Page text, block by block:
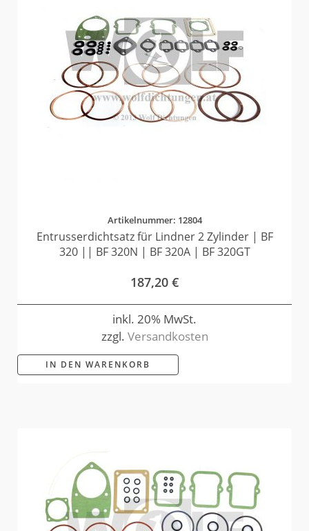
Artikelnummer: 12804
Entrusserdichtsatz für Lindner 2 Zylinder | BF
320 || BF 320N | BF 320A | BF 320GT
187,20 €
inkl. 20% MwSt.
zzgl. Versandkosten
IN DEN WARENKORB